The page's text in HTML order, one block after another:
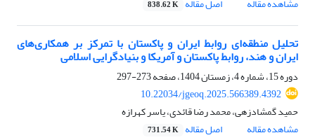
مشاهده مقاله
اصل مقاله 838.62 K
تحلیل منطقه‌ای روابط ایران و پاکستان با تمرکز بر همکاری‌های
ایران و هند، روابط پاکستان و آمریکا و بنیادگرایی اسلامی
دوره 15، شماره 4، زمستان 1404، صفحه
273-297
10.22034/jgeoq.2025.566389.4392
حمید گمشادزهی، محمد رضا قائدی، یاسر کهرازه
مشاهده مقاله
اصل مقاله 731.54 K